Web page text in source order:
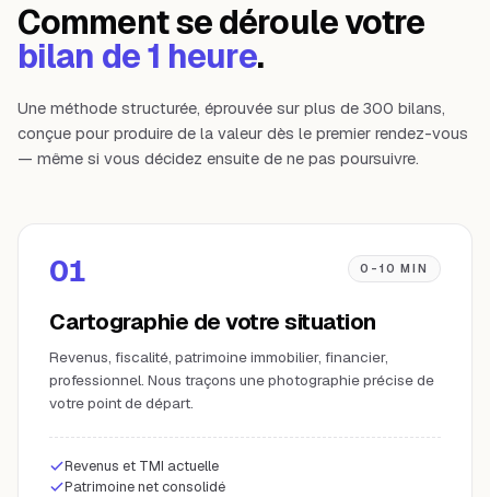
Comment se déroule votre
bilan de 1 heure.
Une méthode structurée, éprouvée sur plus de 300 bilans,
conçue pour produire de la valeur dès le premier rendez-vous
— même si vous décidez ensuite de ne pas poursuivre.
01 0-10 MIN
Cartographie de votre situation
Revenus, fiscalité, patrimoine immobilier, financier,
professionnel. Nous traçons une photographie précise de
votre point de départ.
Revenus et TMI actuelle
Patrimoine net consolidé